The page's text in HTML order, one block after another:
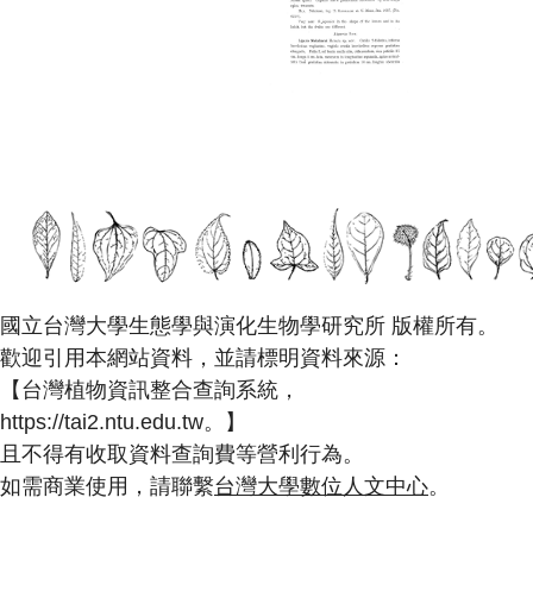
國立台灣大學生態學與演化生物學研究所 版權所有。
歡迎引用本網站資料，並請標明資料來源：
【台灣植物資訊整合查詢系統，
https://tai2.ntu.edu.tw。】
且不得有收取資料查詢費等營利行為。
如需商業使用，請聯繫台灣大學數位人文中心。